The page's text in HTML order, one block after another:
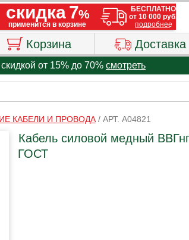
Корзина Доставка
от 15% до 70% смотреть
КАБЕЛИ И ПРОВОДА/ АРТ. A04821
Кабель силовой медный
ГОСТ